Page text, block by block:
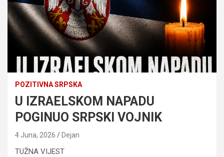
POZITIVNA SRPSKA
U IZRAELSKOM NAPADU
POGINUO SRPSKI VOJNIK
4 Juna, 2026 Dejan
TUŽNA VIJEST